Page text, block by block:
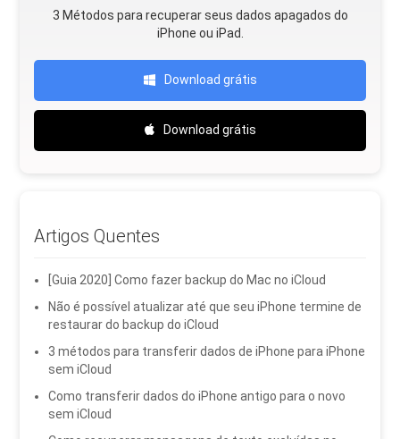
3 Métodos para recuperar seus dados apagados do
iPhone ou iPad.
Download grátis
Download grátis
Artigos Quentes
[Guia 2020] Como fazer backup do Mac no iCloud
Não é possível atualizar até que seu iPhone termine de
restaurar do backup do iCloud
3 métodos para transferir dados de iPhone para iPhone
sem iCloud
Como transferir dados do iPhone antigo para o novo
sem iCloud